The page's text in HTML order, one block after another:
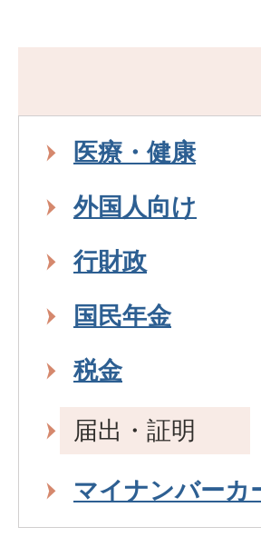
医療・健康
外国人向け
行財政
国民年金
税金
届出・証明
マイナンバーカ